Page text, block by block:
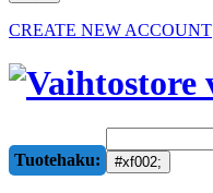
CREATE NEW ACCOUNT
Tuotehaku: